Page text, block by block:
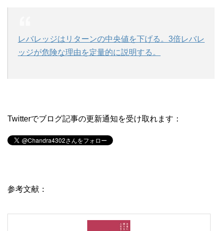
レバレッジはリターンの中央値を下げる。3倍レバレ
ッジが危険な理由を定量的に説明する。
Twitterでブログ記事の更新通知を受け取れます：
参考文献：